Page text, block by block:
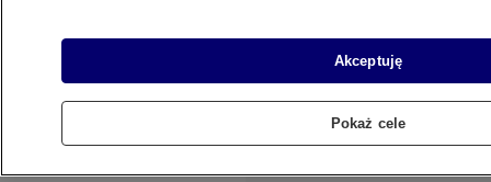
tak uważa Andrzej Lipko, były prezes Polskiego
Górnictwa Naftowego i Gazownictwa, a także
minister w rządzie Jana Olszewskiego.
Akceptuję
Pokaż cele